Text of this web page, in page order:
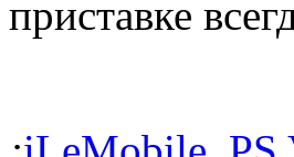
приставке